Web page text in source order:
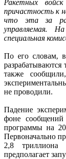
Ракетных
причастность к
что эта за
управляемая.
специальная
По его словам, в
также
не проводили.
Падение
фоне сообщений
программы на
Первоначально
2,8 триллиона
предполагает